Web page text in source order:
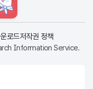
로드저작권 정책
Information Service.